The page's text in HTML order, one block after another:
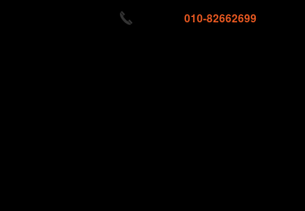
010-82662699